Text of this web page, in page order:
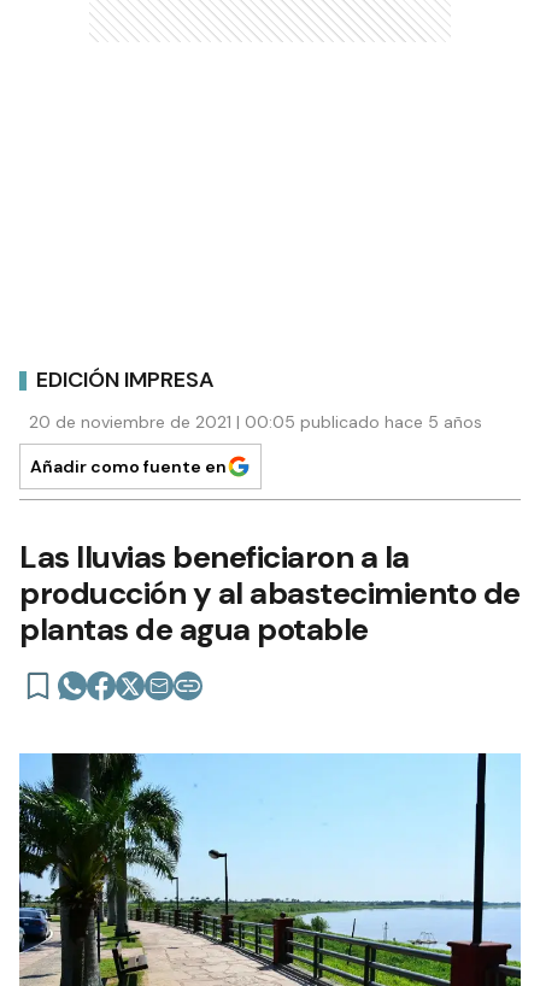
EDICIÓN IMPRESA
20 de noviembre de 2021 | 00:05 publicado hace 5 años
Añadir como fuente en
Las lluvias beneficiaron a la
producción y al abastecimiento de
plantas de agua potable